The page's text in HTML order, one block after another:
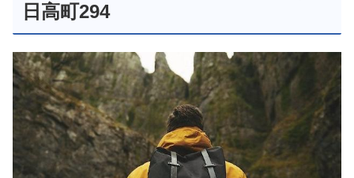
日高町294